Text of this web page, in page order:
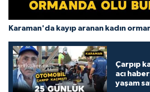
Karaman'da kayıp aranan kadın
Çarpıp
acı
yaşam